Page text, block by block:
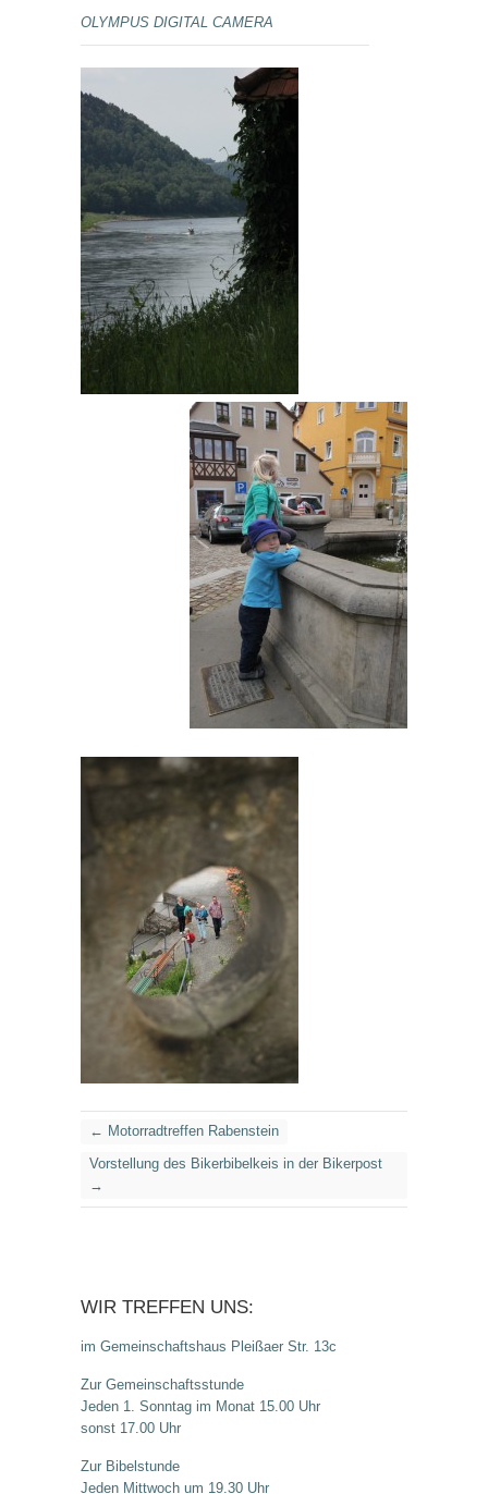
OLYMPUS DIGITAL CAMERA
← Motorradtreffen Rabenstein
Vorstellung des Bikerbibelkeis in der Bikerpost
→
WIR TREFFEN UNS:
im Gemeinschaftshaus Pleißaer Str. 13c
Zur Gemeinschaftsstunde
Jeden 1. Sonntag im Monat 15.00 Uhr
sonst 17.00 Uhr
Zur Bibelstunde
Jeden Mittwoch um 19.30 Uhr